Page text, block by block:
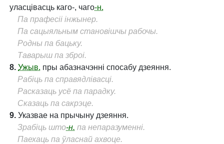
уласцівасць каго-, чаго-н.
Па прафесіі інжынер.
Па сацыяльным становішчы рабочы.
Родны па бацьку.
Таварыш па зброі.
8. Ужыв. пры абазначэнні спосабу дзеяння.
Рабіць па справядлівасці.
Расказаць усё па парадку.
Сказаць па сакрэце.
9. Указвае на прычыну дзеяння.
Зрабіць што-н. па непаразуменні.
Паехаць па ўласнай ахвоце.